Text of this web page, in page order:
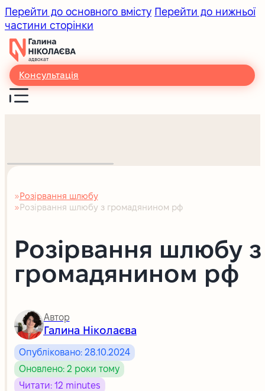
Перейти до основного вмісту Перейти до нижньої
частини сторінки
Консультація
Головна
Розірвання шлюбу
Розірвання шлюбу з громадянином рф
Розірвання шлюбу з
громадянином рф
Автор
Галина Ніколаєва
Опубліковано: 28.10.2024
Оновлено: 2 роки тому
Читати: 12 minutes